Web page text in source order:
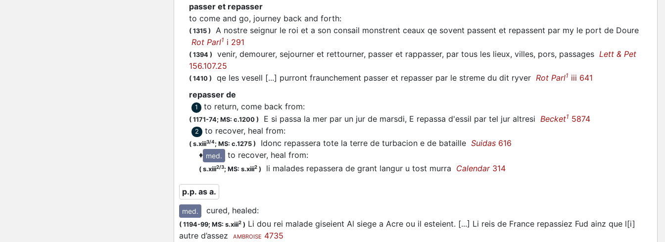
passer et repasser
to come and go, journey back and forth:
( 1315 )
A nostre seignur le roi et a son consail monstrent ceaux qe sovent passent et repassent par my le port de Doure
Rot Parl1 i 291
( 1394 ) venir, demourer, sejourner et rettourner, passer et rappasser, par tous les lieux, villes, pors, passages Lett & Pet
156.107.25
( 1410 ) qe les vesell [...] purront fraunchement passer et repasser par le streme du dit ryver Rot Parl1 iii 641
repasser de
1 to return, come back from:
( 1171-74; MS: c.1200 ) E si passa la mer par un jur de marsdi, E repassa d'essil par tel jur altresi Becket1 5874
2 to recover, heal from:
( s.xiii3/4; MS: c.1275 ) Idonc repassera tote la terre de turbacion e de bataille Suidas 616
♦ med. to recover, heal from:
( s.xiii2/3; MS: s.xiii2 ) li malades repassera de grant langur u tost murra Calendar314
p.p. as a.
med. cured, healed:
( 1194-99; MS: s.xiii2 ) Li dou rei malade giseient Al siege a Acre ou il esteient. [...] Li reis de France repassiez Fud ainz que l[i]
autre d’assez
AMBROISE 4735